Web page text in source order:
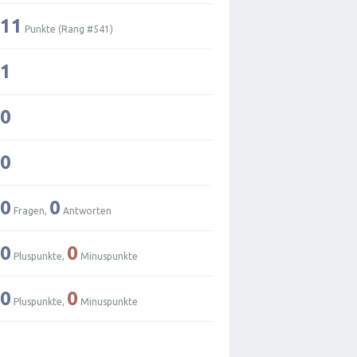
11 Punkte (Rang #541)
1
0
0
0 Fragen, 0 Antworten
0 Pluspunkte, 0 Minuspunkte
0 Pluspunkte, 0 Minuspunkte